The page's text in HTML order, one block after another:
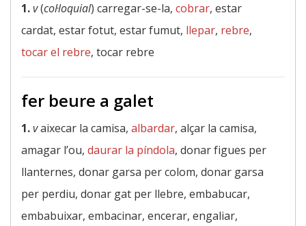
1.v(col·loquial) carregar-se-la, cobrar, estar
cardat, estar fotut, estar fumut, llepar, rebre,
tocar el rebre, tocar rebre
fer beure a galet
1.vaixecar la camisa, albardar, alçar la camisa,
amagar l’ou, daurar la píndola, donar figues per
llanternes, donar garsa per colom, donar garsa
per perdiu, donar gat per llebre, embabucar,
embabuixar, embacinar, encerar, engaliar,